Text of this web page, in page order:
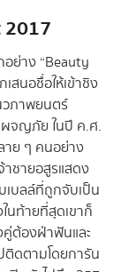
2017
ย่าง “Beauty
สนอชื่อให้เข้าชิง
วภาพยนตร์
ผจญภัย ในปี ค.ศ.
าย ๆ คนอย่าง
าชายอสูรแสดง
เบลล์ที่ถูกจับเป็น
นท้ายที่สุดเขาก็
ต้องฝ่าฟันและ
ดตามโดยการัน